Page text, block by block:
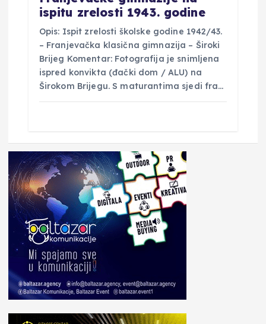
ispitu zrelosti 1943. godine
Opis: Ispit zrelosti školske godine 1942/43.
– Franjevačka klasična gimnazija – Široki
Brijeg Komentar: Fotografija je snimljena
ispred konvikta (đački dom / ALU) na
Širokom Brijegu. S maturantima sjedi fra…